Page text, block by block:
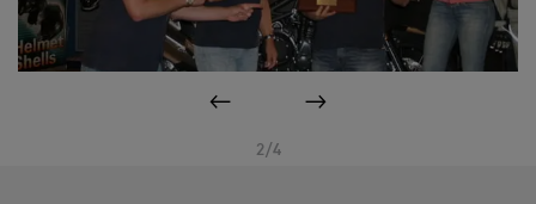
2/4